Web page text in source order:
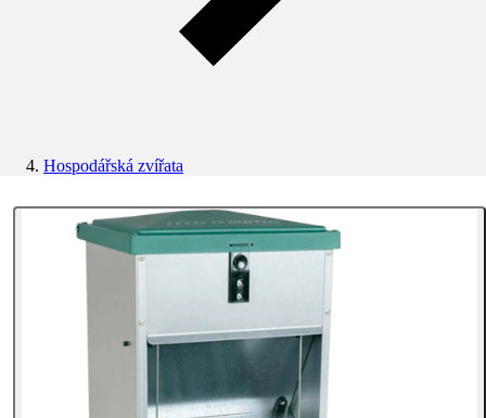
Hospodářská zvířata